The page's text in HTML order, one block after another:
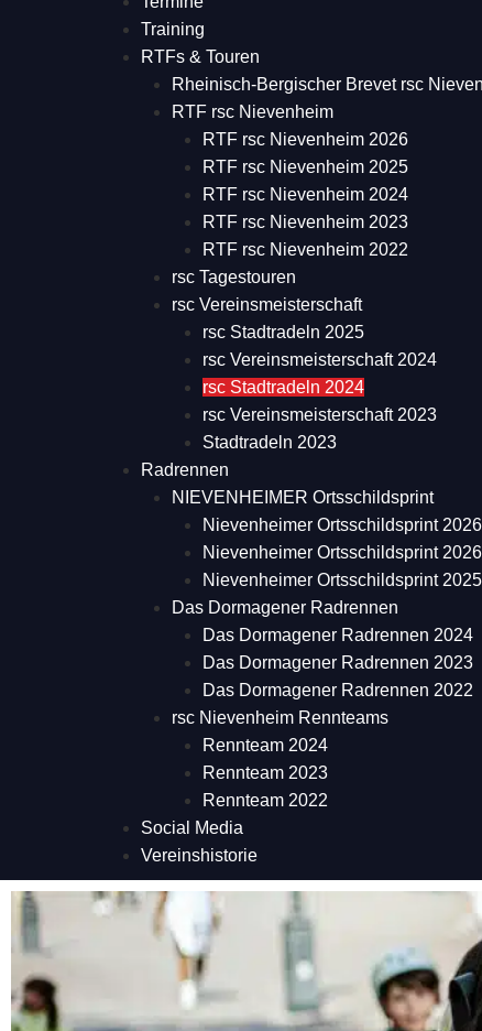
Training
RTFs & Touren
Rheinisch-Bergischer Brevet rsc
RTF rsc Nievenheim
RTF rsc Nievenheim 2026
RTF rsc Nievenheim 2025
RTF rsc Nievenheim 2024
RTF rsc Nievenheim 2023
RTF rsc Nievenheim 2022
rsc Tagestouren
rsc Vereinsmeisterschaft
rsc Stadtradeln 2025
rsc Vereinsmeisterschaft 2024
rsc Stadtradeln 2024
rsc Vereinsmeisterschaft 2023
Stadtradeln 2023
Radrennen
NIEVENHEIMER Ortsschildsprint
Nievenheimer Ortsschildsprint
Nievenheimer Ortsschildsprint
Nievenheimer Ortsschildsprint 2025
Das Dormagener Radrennen
Das Dormagener Radrennen 2024
Das Dormagener Radrennen 2023
Das Dormagener Radrennen 2022
rsc Nievenheim Rennteams
Rennteam 2024
Rennteam 2023
Rennteam 2022
Social Media
Vereinshistorie